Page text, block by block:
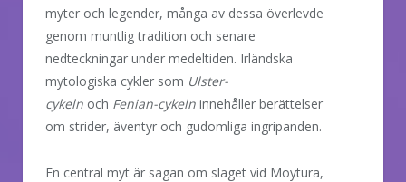
myter och legender, många av dessa överlevde
genom muntlig tradition och senare
nedteckningar under medeltiden. Irländska
mytologiska cykler som Ulster-
cykeln och Fenian-cykeln innehåller berättelser
om strider, äventyr och gudomliga ingripanden.
En central myt är sagan om slaget vid Moytura,